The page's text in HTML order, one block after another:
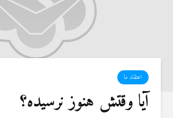
اعتقاد ما
آیا وقتش هنوز نرسیده؟